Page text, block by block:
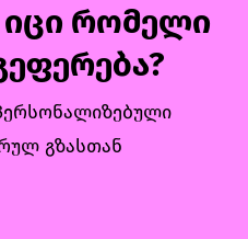
იცი რომელი
გზასთან